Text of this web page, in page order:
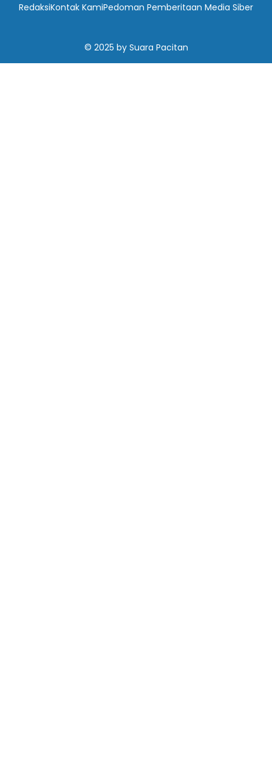
RedaksiKontak KamiPedoman Pemberitaan Media Siber
© 2025 by Suara Pacitan